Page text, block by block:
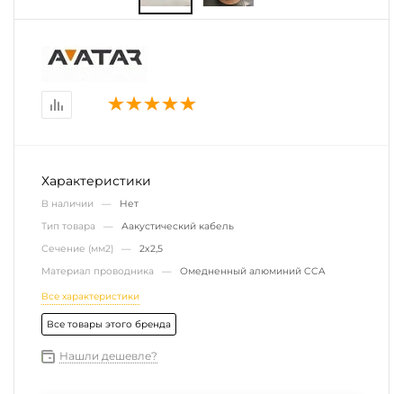
Характеристики
В наличии — Нет
Тип товара — Аакустический кабель
Сечение (мм2) — 2х2,5
Материал проводника — Омедненный алюминий CCA
Все характеристики
Все товары этого бренда
Нашли дешевле?